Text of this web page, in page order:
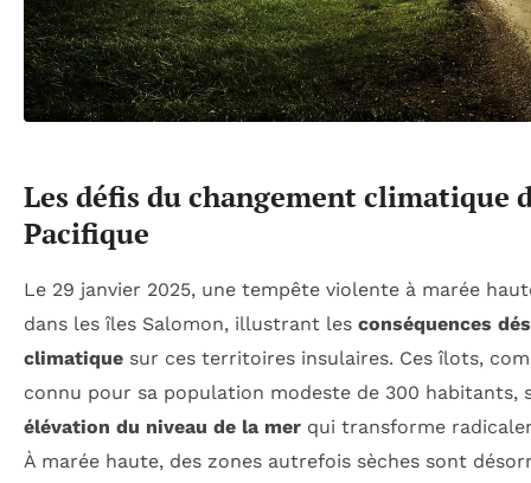
Les défis du changement climatique
Pacifique
Le 29 janvier 2025, une tempête violente à marée
dans les îles Salomon, illustrant les conséquences
climatique sur ces territoires insulaires. Ces îlots,
connu pour sa population modeste de 300 habitants,
élévation du niveau de la mer qui transforme
À marée haute, des zones autrefois sèches sont